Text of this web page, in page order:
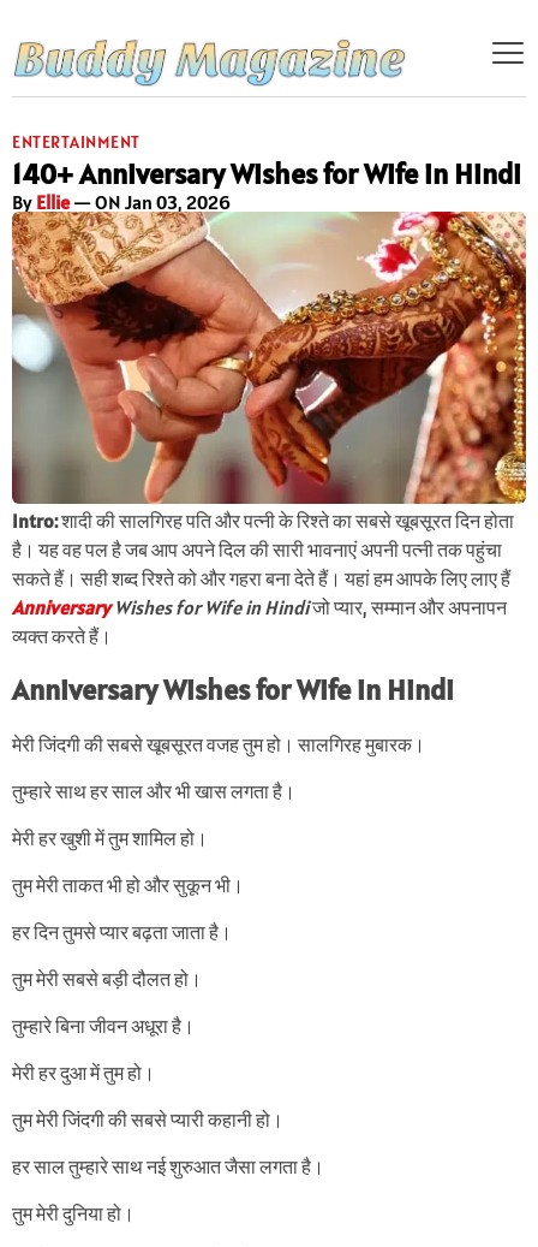
ENTERTAINMENT
140+ Anniversary Wishes for Wife in Hindi
By Ellie— ON Jan 03, 2026
Intro:शादी की सालगिरह पति और पत्नी के रिश्ते का सबसे खूबसूरत दिन होता
है। यह वह पल है जब आप अपने दिल की सारी भावनाएं अपनी पत्नी तक पहुंचा
सकते हैं। सही शब्द रिश्ते को और गहरा बना देते हैं। यहां हम आपके लिए लाए हैं
AnniversaryWishes for Wife in Hindiजो प्यार, सम्मान और अपनापन
व्यक्त करते हैं।
Anniversary Wishes for Wife in Hindi
मेरी जिंदगी की सबसे खूबसूरत वजह तुम हो। सालगिरह मुबारक।
तुम्हारे साथ हर साल और भी खास लगता है।
मेरी हर खुशी में तुम शामिल हो।
तुम मेरी ताकत भी हो और सुकून भी।
हर दिन तुमसे प्यार बढ़ता जाता है।
तुम मेरी सबसे बड़ी दौलत हो।
तुम्हारे बिना जीवन अधूरा है।
मेरी हर दुआ में तुम हो।
तुम मेरी जिंदगी की सबसे प्यारी कहानी हो।
हर साल तुम्हारे साथ नई शुरुआत जैसा लगता है।
तुम मेरी दुनिया हो।